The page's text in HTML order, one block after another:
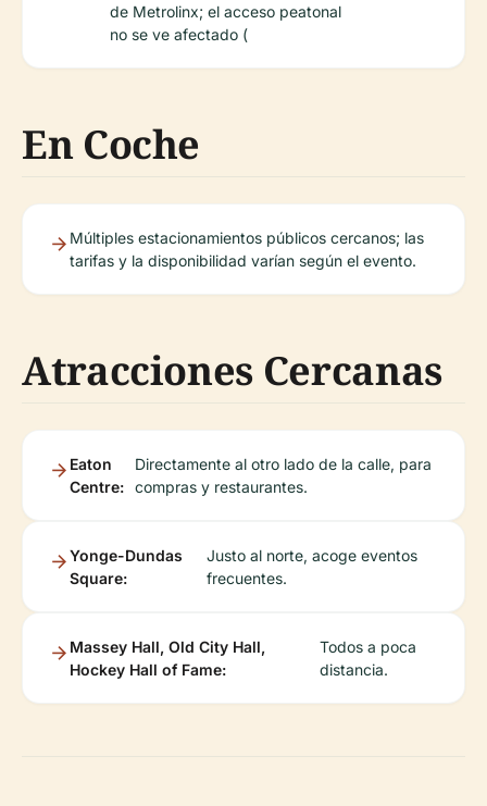
de Metrolinx; el acceso peatonal
no se ve afectado (
En Coche
Múltiples estacionamientos públicos cercanos; las
tarifas y la disponibilidad varían según el evento.
Atracciones Cercanas
Eaton
Centre:
Directamente al otro lado de la calle, para
compras y restaurantes.
Yonge-Dundas
Square:
Justo al norte, acoge eventos
frecuentes.
Massey Hall, Old City Hall,
Hockey Hall of Fame:
Todos a poca
distancia.